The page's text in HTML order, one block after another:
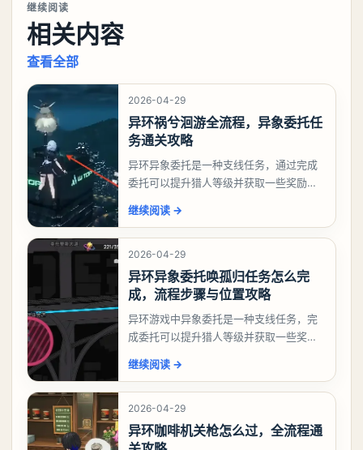
继续阅读
相关内容
查看全部
2026-04-29
异环祸兮洄游全流程，异象委托任
务通关攻略
异环异象委托是一种支线任务，通过完成
委托可以提升猎人等级并获取一些奖励，
么做，下面就来告诉大家。异环异象委托
祸兮洄游任务攻略
继续阅读 →
2026-04-29
异环异象委托唤孤归任务怎么完
成，流程步骤与位置攻略
异环游戏中异象委托是一种支线任务，完
成委托可以提升猎人等级并获取一些奖
么做，今天游戏熊就来告诉大家。异环异
象委托唤孤归任务攻
继续阅读 →
2026-04-29
异环咖啡机关枪怎么过，全流程通